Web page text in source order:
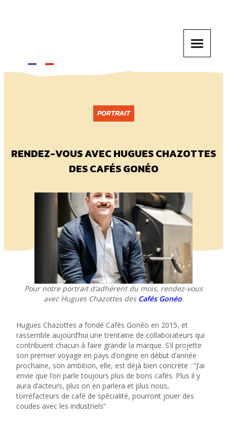
PORTRAIT
RENDEZ-VOUS AVEC HUGUES CHAZOTTES
DES CAFÉS GONÉO
Pour notre portrait d’adhérent du mois, rendez-vous
avec Hugues Chazottes des Cafés Gonéo.
Hugues Chazottes a fondé Cafés Gonéo en 2015, et
rassemble aujourd’hui une trentaine de collaborateurs qui
contribuent chacun à faire grandir la marque. S’il projette
son premier voyage en pays d’origine en début d’année
prochaine, son ambition, elle, est déjà bien concrète : “J’ai
envie que l’on parle toujours plus de bons cafés. Plus il y
aura d’acteurs, plus on en parlera et plus nous,
torréfacteurs de café de spécialité, pourront jouer des
coudes avec les industriels”